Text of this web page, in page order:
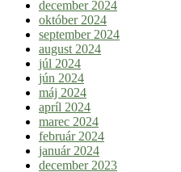
december 2024
október 2024
september 2024
august 2024
júl 2024
jún 2024
máj 2024
apríl 2024
marec 2024
február 2024
január 2024
december 2023